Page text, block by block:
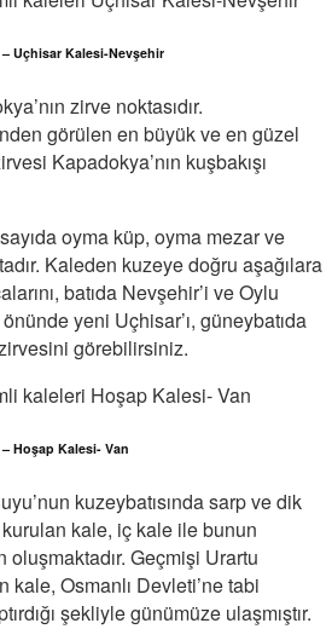
Uçhisar Kalesi-Nevşehir
zirve noktasıdır.
görülen en büyük ve en güzel
Kapadokya’nın kuşbakışı
oyma küp, oyma mezar ve
Kaleden kuzeye doğru aşağılara
batıda Nevşehir’i ve Oylu
yeni Uçhisar’ı, güneybatıda
görebilirsiniz.
Hoşap Kalesi- Van
kuzeybatısında sarp ve dik
kale, iç kale ile bunun
oluşmaktadır. Geçmişi Urartu
kale, Osmanlı Devleti’ne tabi
şekliyle günümüze ulaşmıştır.